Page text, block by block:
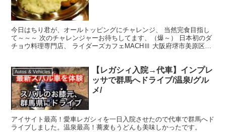
今日はちり君が、オールトッピングにチャレンジ、 当然完食目指し
て～～～ 次のチャレンジャーお待ちしてます、（爆～） 日本初のダ
チョウ料理専門店、 ライダーズカフェMACHⅢ 大阪府堺市美原区北
Autos & Vehicles
【レガシィ入院→代車】インプレ
ッサで群馬へドライブ/温泉/グル
メ/
アイサイト最高！愛車レガシィを一日入院させたので代車で群馬へド
ライブしました。温泉最高！蕎麦もうどんも美味しかったです。